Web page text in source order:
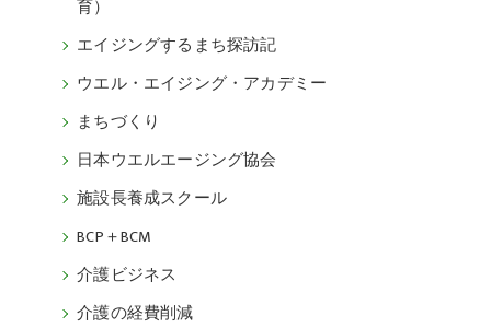
育）
エイジングするまち探訪記
ウエル・エイジング・アカデミー
まちづくり
日本ウエルエージング協会
施設長養成スクール
BCP＋BCM
介護ビジネス
介護の経費削減